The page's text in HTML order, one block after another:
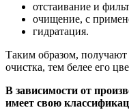
отстаивание и
очищение, с
гидратация.
Таким образом,
очистка, тем белее его
В зависимости от
имеет свою